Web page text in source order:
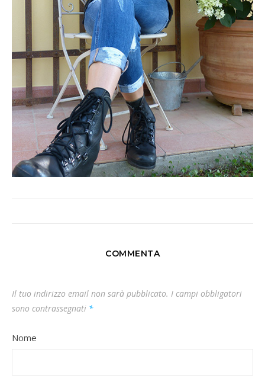
COMMENTA
Il tuo indirizzo email non sarà pubblicato. I campi obbligatori
sono contrassegnati *
Nome